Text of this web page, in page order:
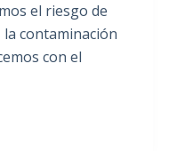
el riesgo de
contaminación
con el